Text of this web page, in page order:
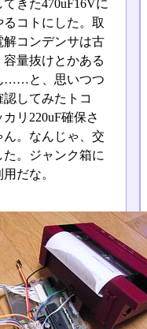
てきた470uF16Vに
コトにした。取
解コンデンサは古
容量抜けとかある
……と、思いつつ
してみたトコ
リ220uF確保さ
ん。なんじゃ、交
。ジャンク箱に
だな。